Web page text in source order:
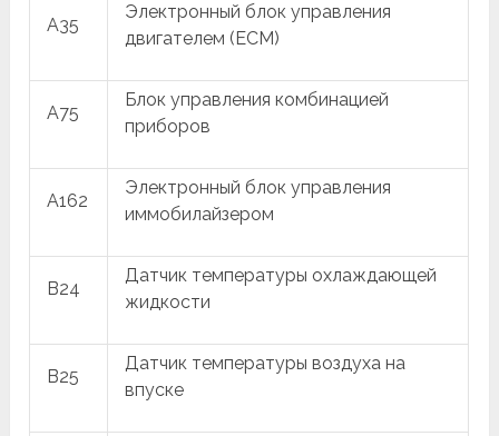
A35
Электронный блок управления
двигателем (ECM)
A75
Блок управления комбинацией
приборов
A162
Электронный блок управления
иммобилайзером
B24
Датчик температуры охлаждающей
жидкости
B25
Датчик температуры воздуха на
впуске